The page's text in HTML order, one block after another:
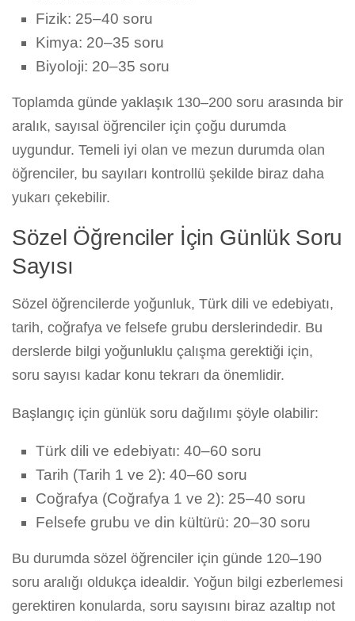
Fizik: 25–40 soru
Kimya: 20–35 soru
Biyoloji: 20–35 soru
Toplamda günde yaklaşık 130–200 soru arasında bir
aralık, sayısal öğrenciler için çoğu durumda
uygundur. Temeli iyi olan ve mezun durumda olan
öğrenciler, bu sayıları kontrollü şekilde biraz daha
yukarı çekebilir.
Sözel Öğrenciler İçin Günlük Soru
Sayısı
Sözel öğrencilerde yoğunluk, Türk dili ve edebiyatı,
tarih, coğrafya ve felsefe grubu derslerindedir. Bu
derslerde bilgi yoğunluklu çalışma gerektiği için,
soru sayısı kadar konu tekrarı da önemlidir.
Başlangıç için günlük soru dağılımı şöyle olabilir:
Türk dili ve edebiyatı: 40–60 soru
Tarih (Tarih 1 ve 2): 40–60 soru
Coğrafya (Coğrafya 1 ve 2): 25–40 soru
Felsefe grubu ve din kültürü: 20–30 soru
Bu durumda sözel öğrenciler için günde 120–190
soru aralığı oldukça idealdir. Yoğun bilgi ezberlemesi
gerektiren konularda, soru sayısını biraz azaltıp not